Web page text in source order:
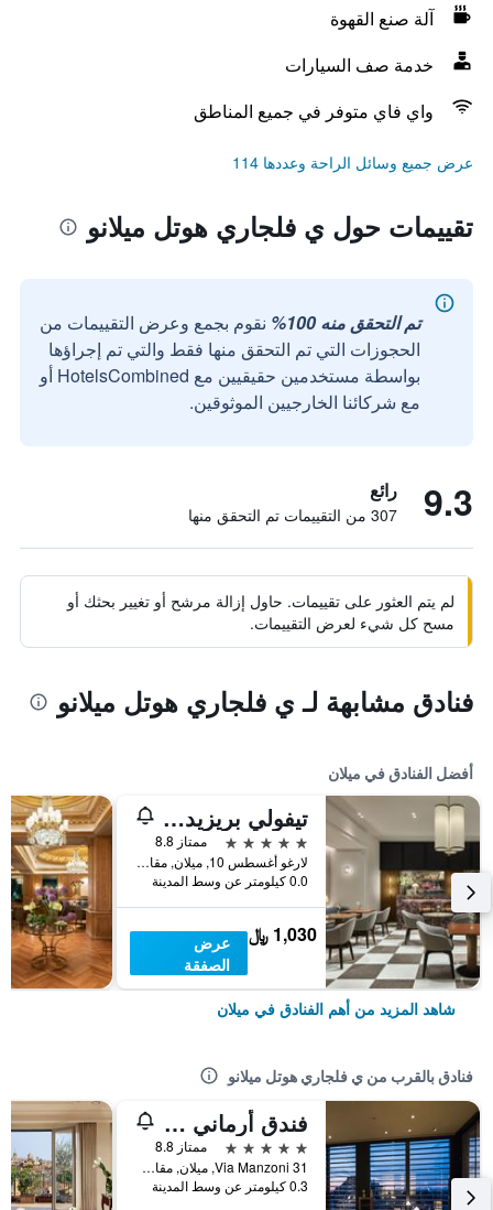
آلة صنع القهوة
خدمة صف السيارات
واي فاي متوفر في جميع المناطق
عرض جميع وسائل الراحة وعددها 114
تقييمات حول ي فلجاري هوتل ميلانو
تم التحقق منه 100%
نقوم بجمع وعرض التقييمات من
الحجوزات التي تم التحقق منها فقط والتي تم إجراؤها
بواسطة مستخدمين حقيقيين مع HotelsCombined أو
مع شركائنا الخارجيين الموثوقين.
9.3 رائع
307 من التقييمات تم التحقق منها
لم يتم العثور على تقييمات. حاول إزالة مرشح أو تغيير بحثك أو
مسح كل شيء لعرض التقييمات.
فنادق مشابهة لـ ي فلجاري هوتل ميلانو
أفضل الفنادق في ميلان
تيفولي بريزيدنت ميلانو هوتل
5 نجوم
ممتاز 8.8
لارغو أغسطس 10, ميلان, مقاطعة ميلانو, إيطاليا
0.0 كيلومتر عن وسط المدينة
1,030 ﷼
عرض
الصفقة
شاهد المزيد من أهم الفنادق في ميلان
فنادق بالقرب من ي فلجاري هوتل ميلانو
فندق أرماني ميلانو
5 نجوم
ممتاز 8.8
Via Manzoni 31, ميلان, مقاطعة ميلانو, إيطاليا
0.3 كيلومتر عن وسط المدينة